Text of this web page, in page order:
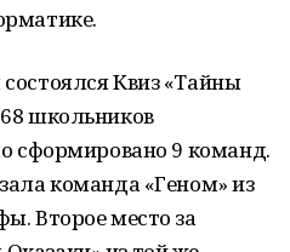
Квиз «Тайны
школьников
сформировано 9 команд.
команда «Геном» из
Второе место за